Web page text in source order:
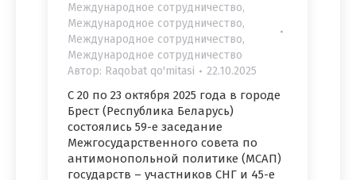
Международное сотрудничество,
Международное сотрудничество,
Международное сотрудничество,
Международное сотрудничество
Автор: Raqobat qo'mitasi 22.10.2025
С 20 по 23 октября 2025 года в городе
Брест (Республика Беларусь)
состоялись 59-е заседание
Межгосударственного совета по
антимонопольной политике (МСАП)
государств – участников СНГ и 45-е